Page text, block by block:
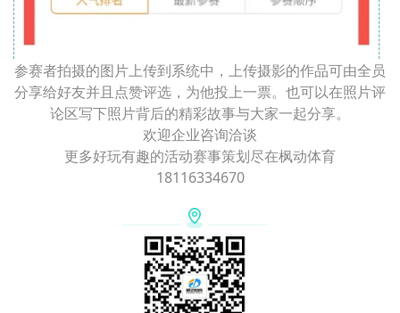
参赛者拍摄的图片上传到系统中，上传摄影的作品可由全员
分享给好友并且点赞评选，为他投上一票。也可以在照片评
论区写下照片背后的精彩故事与大家一起分享。
欢迎企业咨询洽谈
更多好玩有趣的活动赛事策划尽在枫动体育
18116334670